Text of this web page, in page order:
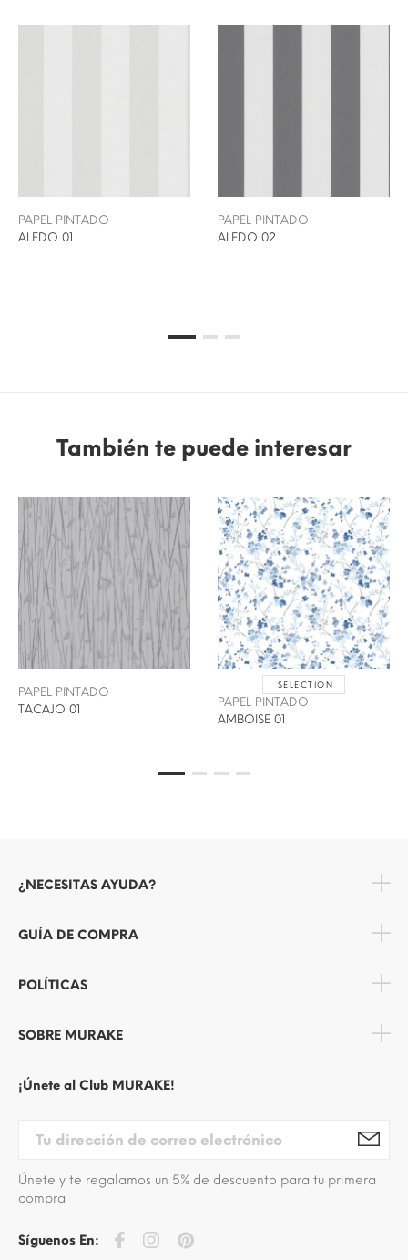
PAPEL PINTADO
ALEDO 01
PAPEL PINTADO
ALEDO 02
También te puede interesar
PAPEL PINTADO
TACAJO 01
SELECTION
PAPEL PINTADO
AMBOISE 01
¿NECESITAS AYUDA?
GUÍA DE COMPRA
POLÍTICAS
SOBRE MURAKE
¡Únete al Club MURAKE!
Únete y te regalamos un 5% de descuento para tu primera
compra
Síguenos En: